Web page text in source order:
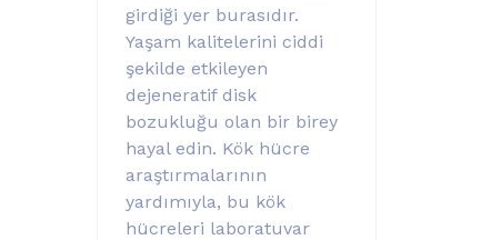
girdiği yer burasıdır.
Yaşam kalitelerini ciddi
şekilde etkileyen
dejeneratif disk
bozukluğu olan bir birey
hayal edin. Kök hücre
araştırmalarının
yardımıyla, bu kök
hücreleri laboratuvar